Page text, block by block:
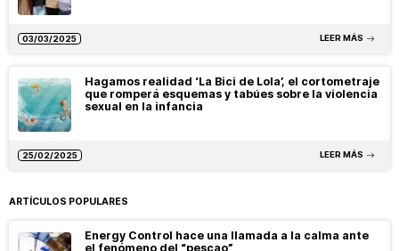
03/03/2025 LEER MÁS
Hagamos realidad ‘La Bici de Lola’, el cortometraje
que romperá esquemas y tabúes sobre la violencia
sexual en la infancia
25/02/2025 LEER MÁS
ARTÍCULOS POPULARES
Energy Control hace una llamada a la calma ante
el fenómeno del “pescao”